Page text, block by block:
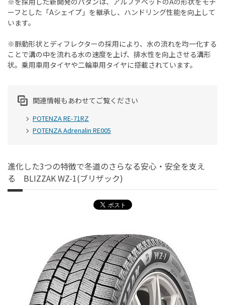
ーフとした「Aシェイプ」を継承し、ハンドリング性能を向上して
います。
※脈動形状とディフレクターの採用により、水の流れを均一化する
ことで溝の中を流れる水の速度を上げ、排水性を向上させる溝形
状。乗用車用タイヤや二輪車用タイヤに搭載されています。
関連情報もあわせてご覧ください
POTENZA RE-71RZ
POTENZA Adrenalin RE005
進化した3つの特徴で冬道のさらなる安心・安全を支え
る BLIZZAK WZ-1(ブリザック)